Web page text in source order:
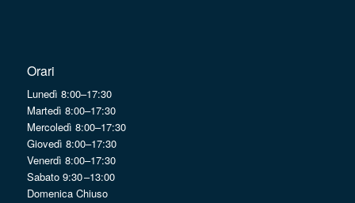
Orari
Lunedì 8:00–17:30
Martedì 8:00–17:30
Mercoledì 8:00–17:30
Giovedì 8:00–17:30
Venerdì 8:00–17:30
Sabato 9:30 –13:00
Domenica Chiuso